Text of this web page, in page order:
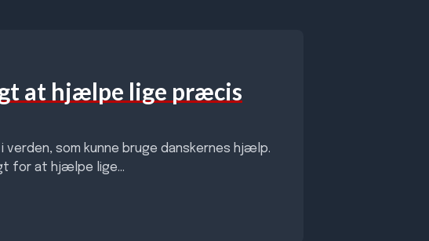
at hjælpe lige præcis
verden, som kunne bruge danskernes hjælp.
for at hjælpe lige...